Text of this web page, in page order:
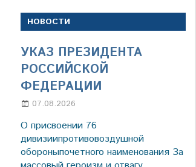
НОВОСТИ
УКАЗ ПРЕЗИДЕНТА
РОССИЙСКОЙ
ФЕДЕРАЦИИ
07.08.2026
О присвоении 76
дивизиипротивовоздушной
обороныпочетного наименования За